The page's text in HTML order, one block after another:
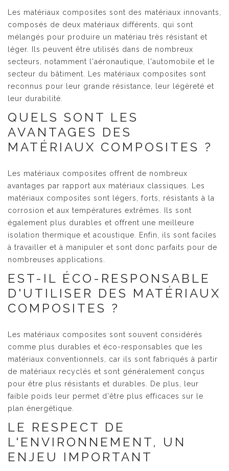
Les matériaux composites sont des matériaux innovants,
composés de deux matériaux différents, qui sont
mélangés pour produire un matériau très résistant et
léger. Ils peuvent être utilisés dans de nombreux
secteurs, notamment l'aéronautique, l'automobile et le
secteur du bâtiment. Les matériaux composites sont
reconnus pour leur grande résistance, leur légèreté et
leur durabilité.
QUELS SONT LES
AVANTAGES DES
MATÉRIAUX COMPOSITES ?
Les matériaux composites offrent de nombreux
avantages par rapport aux matériaux classiques. Les
matériaux composites sont légers, forts, résistants à la
corrosion et aux températures extrêmes. Ils sont
également plus durables et offrent une meilleure
isolation thermique et acoustique. Enfin, ils sont faciles
à travailler et à manipuler et sont donc parfaits pour de
nombreuses applications.
EST-IL ÉCO-RESPONSABLE
D'UTILISER DES MATÉRIAUX
COMPOSITES ?
Les matériaux composites sont souvent considérés
comme plus durables et éco-responsables que les
matériaux conventionnels, car ils sont fabriqués à partir
de matériaux recyclés et sont généralement conçus
pour être plus résistants et durables. De plus, leur
faible poids leur permet d'être plus efficaces sur le
plan énergétique.
LE RESPECT DE
L'ENVIRONNEMENT, UN
ENJEU IMPORTANT